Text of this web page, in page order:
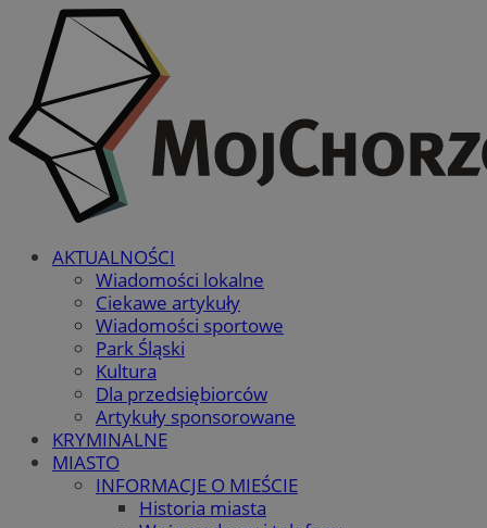
AKTUALNOŚCI
Wiadomości lokalne
Ciekawe artykuły
Wiadomości sportowe
Park Śląski
Kultura
Dla przedsiębiorców
Artykuły sponsorowane
KRYMINALNE
MIASTO
INFORMACJE O MIEŚCIE
Historia miasta